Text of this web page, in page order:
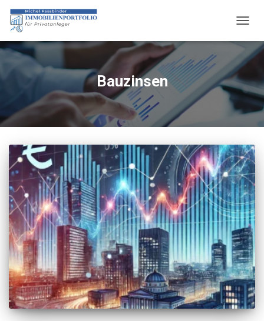
Bauzinsen